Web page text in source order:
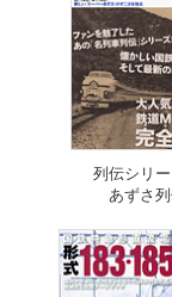
列伝シリ
あずさ